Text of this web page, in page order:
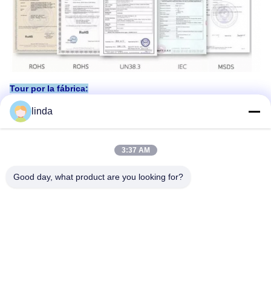
Tour por la fábrica:
Shenzhen Gold Power Eenergy Co., Ltd es uno de los principales
proveedores de baterías en China.
Hemos comenzado a ofrecer varias baterías, incluida la batería
y paquete de batería personalizado desde 2001.
linda
3:37 AM
Good day, what product are you looking for?